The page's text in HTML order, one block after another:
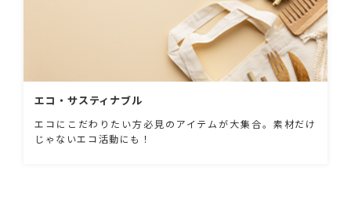
エコ・サスティナブル
エコにこだわりたい方必見のアイテムが大集合。素材だけ
じゃないエコ活動にも！